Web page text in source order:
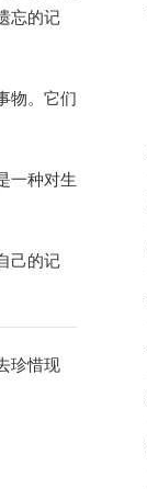
忘的记
物。它们
一种对生
己的记
珍惜现